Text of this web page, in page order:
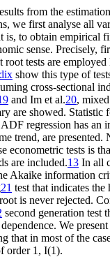
from the
we first analyse all
is, to obtain empirical
sense. Precisely,
tests are employed
show this type of
cross-sectional
and Im et al.20,
are showed. Statistic
regression has an
trend, are presented.
econometric tests is
are included.13 In all
Akaike information
21 test that indicates the
is never rejected.
second generation test
We
that in most of the
order 1, I(1).